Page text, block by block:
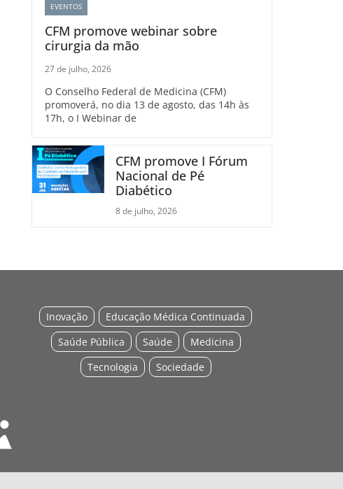
EVENTOS
CFM promove webinar sobre
cirurgia da mão
27 de julho, 2026
O Conselho Federal de Medicina (CFM)
promoverá, no dia 13 de agosto, das 14h às
17h, o I Webinar de
CFM promove I Fórum
Nacional de Pé
Diabético
8 de julho, 2026
Educação Médica Continuada
Inovação
Medicina
Saúde
Saúde Pública
Sociedade
Tecnologia